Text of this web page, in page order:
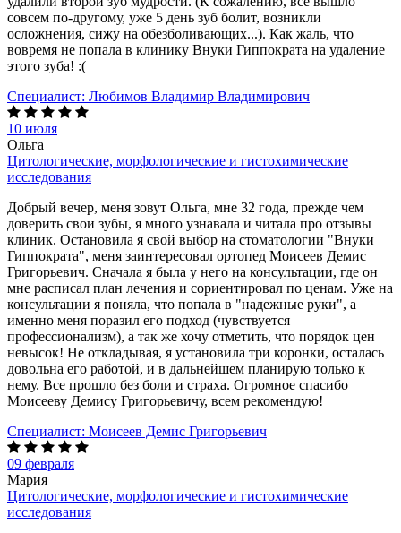
совсем по-другому, уже 5 день зуб болит, возникли
осложнения, сижу на обезболивающих...). Как жаль, что
вовремя не попала в клинику Внуки Гиппократа на удаление
этого зуба! :(
Специалист: Любимов Владимир Владимирович
10 июля
Ольга
Цитологические, морфологические и гистохимические
исследования
Добрый вечер, меня зовут Ольга, мне 32 года, прежде чем
доверить свои зубы, я много узнавала и читала про отзывы
клиник. Остановила я свой выбор на стоматологии "Внуки
Гиппократа", меня заинтересовал ортопед Моисеев Демис
Григорьевич. Сначала я была у него на консультации, где он
мне расписал план лечения и сориентировал по ценам. Уже на
консультации я поняла, что попала в "надежные руки", а
именно меня поразил его подход (чувствуется
профессионализм), а так же хочу отметить, что порядок цен
невысок! Не откладывая, я установила три коронки, осталась
довольна его работой, и в дальнейшем планирую только к
нему. Все прошло без боли и страха. Огромное спасибо
Моисееву Демису Григорьевичу, всем рекомендую!
Специалист: Моисеев Демис Григорьевич
09 февраля
Мария
Цитологические, морфологические и гистохимические
исследования